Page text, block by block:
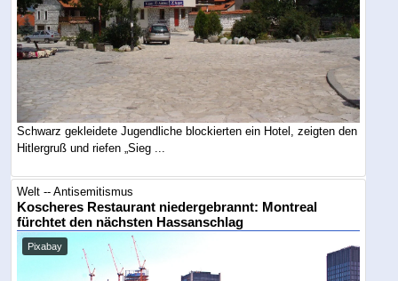
Schwarz gekleidete Jugendliche blockierten ein Hotel, zeigten den
Hitlergruß und riefen „Sieg ...
Welt -- Antisemitismus
Koscheres Restaurant niedergebrannt: Montreal
fürchtet den nächsten Hassanschlag
Pixabay